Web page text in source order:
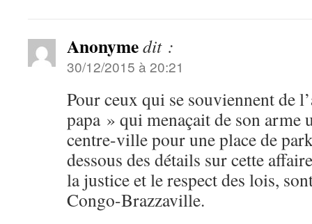
Anonymedit :
30/12/2015 à 20:21
Pour ceux qui se souviennent de
papa » qui menaçait de son arme
centre-ville pour une place de
dessous des détails sur cette
la justice et le respect des lois,
Congo-Brazzaville.